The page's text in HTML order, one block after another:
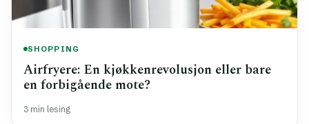
SHOPPING
Airfryere: En kjøkkenrevolusjon eller bare
en forbigående mote?
3 min lesing